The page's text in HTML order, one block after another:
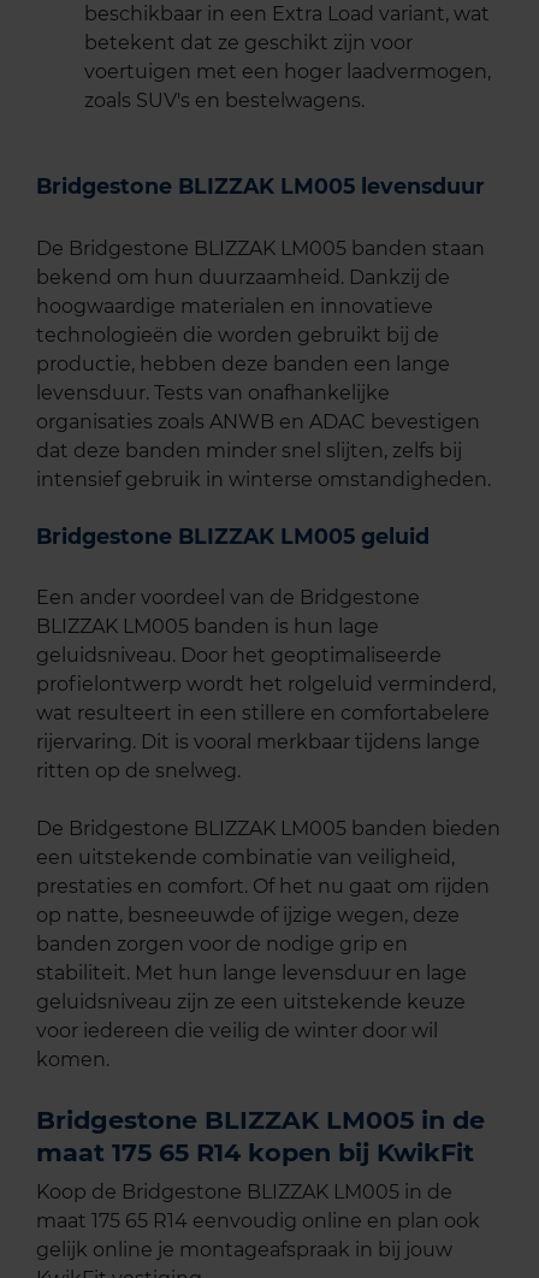
beschikbaar in een Extra Load variant, wat
betekent dat ze geschikt zijn voor
voertuigen met een hoger laadvermogen,
zoals SUV's en bestelwagens.
Bridgestone BLIZZAK LM005 levensduur
De Bridgestone BLIZZAK LM005 banden staan
bekend om hun duurzaamheid. Dankzij de
hoogwaardige materialen en innovatieve
technologieën die worden gebruikt bij de
productie, hebben deze banden een lange
levensduur. Tests van onafhankelijke
organisaties zoals ANWB en ADAC bevestigen
dat deze banden minder snel slijten, zelfs bij
intensief gebruik in winterse omstandigheden.
Bridgestone BLIZZAK LM005 geluid
Een ander voordeel van de Bridgestone
BLIZZAK LM005 banden is hun lage
geluidsniveau. Door het geoptimaliseerde
profielontwerp wordt het rolgeluid verminderd,
wat resulteert in een stillere en comfortabelere
rijervaring. Dit is vooral merkbaar tijdens lange
ritten op de snelweg.
De Bridgestone BLIZZAK LM005 banden bieden
een uitstekende combinatie van veiligheid,
prestaties en comfort. Of het nu gaat om rijden
op natte, besneeuwde of ijzige wegen, deze
banden zorgen voor de nodige grip en
stabiliteit. Met hun lange levensduur en lage
geluidsniveau zijn ze een uitstekende keuze
voor iedereen die veilig de winter door wil
komen.
Bridgestone BLIZZAK LM005 in de
maat 175 65 R14 kopen bij KwikFit
Koop de Bridgestone BLIZZAK LM005 in de
maat 175 65 R14 eenvoudig online en plan ook
gelijk online je montageafspraak in bij jouw